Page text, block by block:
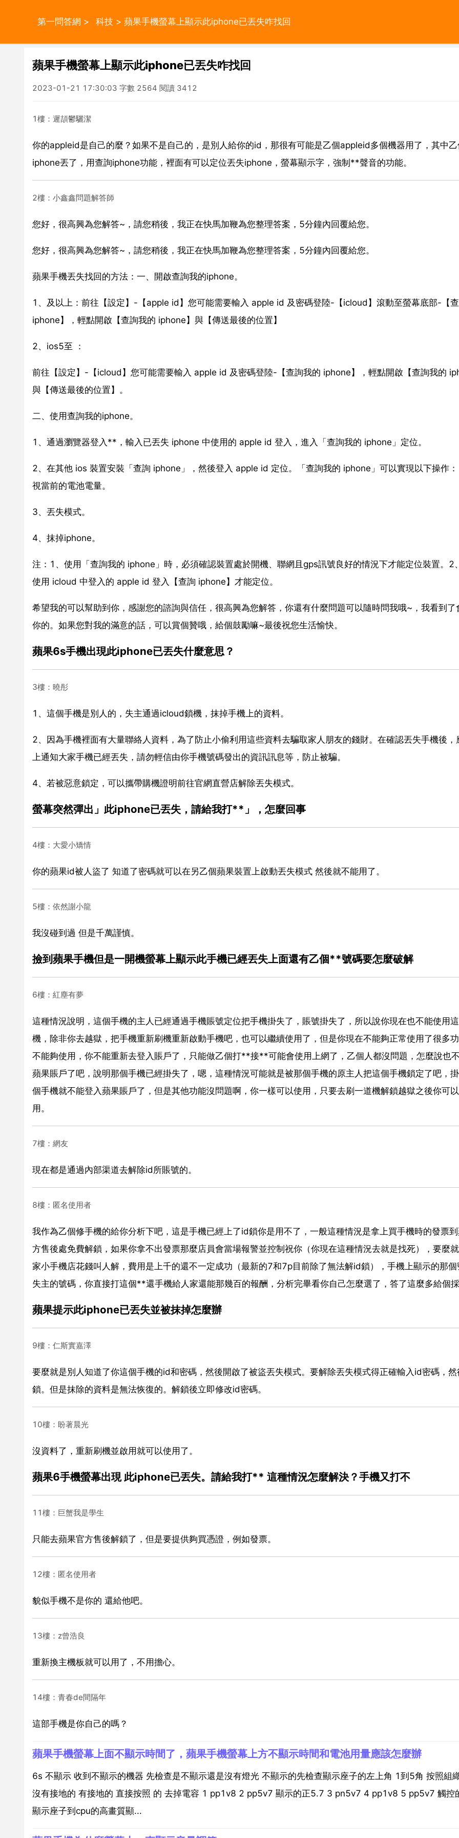
第一問答網 > 科技 > 蘋果手機螢幕上顯示此iphone已丟失咋找回
蘋果手機螢幕上顯示此iphone已丟失咋找回
2023-01-21 17:30:03 字數 2564 閱讀 3412
1樓：遲頡鬱驪潔
你的appleid是自己的麼？如果不是自己的，是別人給你的id，那很有可能是乙個appleid多個機器用了，其中
iphone丟了，用查詢iphone功能，裡面有可以定位丟失iphone，螢幕顯示字，強制**聲音的功能。
2樓：小鑫鑫問題解答師
您好，很高興為您解答~，請您稍後，我正在快馬加鞭為您整理答案，5分鐘內回覆給您。
您好，很高興為您解答~，請您稍後，我正在快馬加鞭為您整理答案，5分鐘內回覆給您。
蘋果手機丟失找回的方法：一、開啟查詢我的iphone。
1、及以上：前往【設定】-【apple id】您可能需要輸入 apple id 及密碼登陸-【icloud】滾動至螢幕底部-【
iphone】，輕點開啟【查詢我的 iphone】與【傳送最後的位置】
2、ios5至 ：
前往【設定】-【icloud】您可能需要輸入 apple id 及密碼登陸-【查詢我的 iphone】，輕點開啟【查詢我的
與【傳送最後的位置】。
二、使用查詢我的iphone。
1、通過瀏覽器登入**，輸入已丟失 iphone 中使用的 apple id 登入，進入「查詢我的 iphone」定位。
2、在其他 ios 裝置安裝「查詢 iphone」，然後登入 apple id 定位。「查詢我的 iphone」可以實現以下操作
視當前的電池電量。
3、丟失模式。
4、抹掉iphone。
注：1、使用「查詢我的 iphone」時，必須確認裝置處於開機、聯網且gps訊號良好的情況下才能定位裝置。2
使用 icloud 中登入的 apple id 登入【查詢 iphone】才能定位。
希望我的可以幫助到你，感謝您的諮詢與信任，很高興為您解答，你還有什麼問題可以隨時問我哦~，我看到了
你的。如果您對我的滿意的話，可以賞個贊哦，給個鼓勵嘛~最後祝您生活愉快。
蘋果6s手機出現此iphone已丟失什麼意思？
3樓：曉彤
1、這個手機是別人的，失主通過icloud鎖機，抹掉手機上的資料。
2、因為手機裡面有大量聯絡人資料，為了防止小偷利用這些資料去騙取家人朋友的錢財。在確認丟失手機後，
上通知大家手機已經丟失，請勿輕信由你手機號碼發出的資訊訊息等，防止被騙。
4、若被惡意鎖定，可以攜帶購機證明前往官網直營店解除丟失模式。
螢幕突然彈出」此iphone已丟失，請給我打**」，怎麼回事
4樓：大愛小矯情
你的蘋果id被人盜了 知道了密碼就可以在另乙個蘋果裝置上啟動丟失模式 然後就不能用了。
5樓：依然謝小龍
我沒碰到過 但是千萬謹慎。
撿到蘋果手機但是一開機螢幕上顯示此手機已經丟失上面還有乙個**號碼要怎麼破解
6樓：紅塵有夢
這種情況說明，這個手機的主人已經通過手機賬號定位把手機掛失了，賬號掛失了，所以說你現在也不能使用
機，除非你去越獄，把手機重新刷機重新啟動手機吧，也可以繼續使用了，但是你現在不能夠正常使用了很多
不能夠使用，你不能重新去登入賬戶了，只能做乙個打**接**可能會使用上網了，乙個人都沒問題，怎麼說也
蘋果賬戶了吧，說明那個手機已經掛失了，嗯，這種情況可能就是被那個手機的原主人把這個手機鎖定了吧，
個手機就不能登入蘋果賬戶了，但是其他功能沒問題啊，你一樣可以使用，只要去刷一道機解鎖越獄之後你可
用。
7樓：網友
現在都是通過內部渠道去解除id所賬號的。
8樓：匿名使用者
我作為乙個修手機的給你分析下吧，這是手機已經上了id鎖你是用不了，一般這種情況是拿上買手機時的發票
方售後處免費解鎖，如果你拿不出發票那麼店員會當場報警並控制祝你（你現在這種情況去就是找死），要麼
家小手機店花錢叫人解，費用是上千的還不一定成功（最新的7和7p目前除了無法解id鎖），手機上顯示的那
失主的號碼，你直接打這個**還手機給人家還能那幾百的報酬，分析完畢看你自己怎麼選了，答了這麼多給個
蘋果提示此iphone已丟失並被抹掉怎麼辦
9樓：仁斯實嘉澤
要麼就是別人知道了你這個手機的id和密碼，然後開啟了被盜丟失模式。要解除丟失模式得正確輸入id密碼，然
鎖。但是抹除的資料是無法恢復的。解鎖後立即修改id密碼。
10樓：盼著晨光
沒資料了，重新刷機並啟用就可以使用了。
蘋果6手機螢幕出現 此iphone已丟失。請給我打** 這種情況怎麼解決？手機又打不
11樓：巨蟹我是學生
只能去蘋果官方售後解鎖了，但是要提供夠買憑證，例如發票。
12樓：匿名使用者
貌似手機不是你的 還給他吧。
13樓：z曾浩良
重新換主機板就可以用了，不用擔心。
14樓：青春de間隔年
這部手機是你自己的嗎？
蘋果手機螢幕上面不顯示時間了，蘋果手機螢幕上方不顯示時間和電池用量應該怎麼辦
6s 不顯示 收到不顯示的機器 先檢查是不顯示還是沒有燈光 不顯示的先檢查顯示座子的左上角 1到5角 按照組
沒有接地的 有接地的 直接按照 的 去掉電容 1 pp1v8 2 pp5v7 顯示的正5.7 3 pn5v7 4 pp1v8 5 pp5v7 觸控
顯示座子到cpu的高畫質顯...